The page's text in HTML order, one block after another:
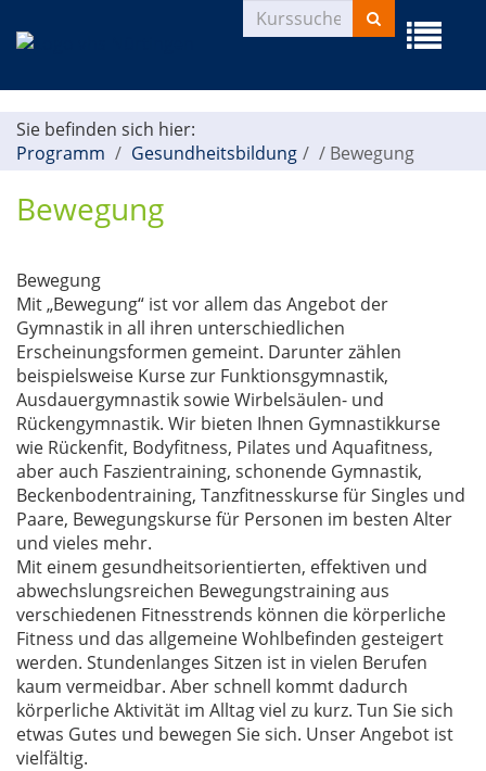
Menü
Kurse
suchen
Sie befinden sich hier:
Programm
Gesundheitsbildung / Bewegung
Bewegung
Bewegung
Mit „Bewegung“ ist vor allem das Angebot der
Gymnastik in all ihren unterschiedlichen
Erscheinungsformen gemeint. Darunter zählen
beispielsweise Kurse zur Funktionsgymnastik,
Ausdauergymnastik sowie Wirbelsäulen- und
Rückengymnastik. Wir bieten Ihnen Gymnastikkurse
wie Rückenfit, Bodyfitness, Pilates und Aquafitness,
aber auch Faszientraining, schonende Gymnastik,
Beckenbodentraining, Tanzfitnesskurse für Singles und
Paare, Bewegungskurse für Personen im besten Alter
und vieles mehr.
Mit einem gesundheitsorientierten, effektiven und
abwechslungsreichen Bewegungstraining aus
verschiedenen Fitnesstrends können die körperliche
Fitness und das allgemeine Wohlbefinden gesteigert
werden. Stundenlanges Sitzen ist in vielen Berufen
kaum vermeidbar. Aber schnell kommt dadurch
körperliche Aktivität im Alltag viel zu kurz. Tun Sie sich
etwas Gutes und bewegen Sie sich. Unser Angebot ist
vielfältig.